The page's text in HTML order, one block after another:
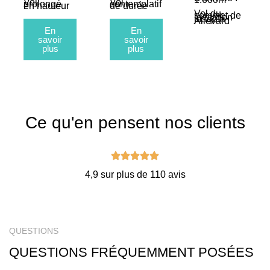
Vol
prolongé
en hauteur
En
savoir
plus
Vol
contemplatif
de durée
En
savoir
plus
Vol du
sommet de
la station
jusqu’à
Allevard
Ce qu'en pensent nos clients
4,9 sur plus de 110 avis
QUESTIONS
QUESTIONS FRÉQUEMMENT POSÉES